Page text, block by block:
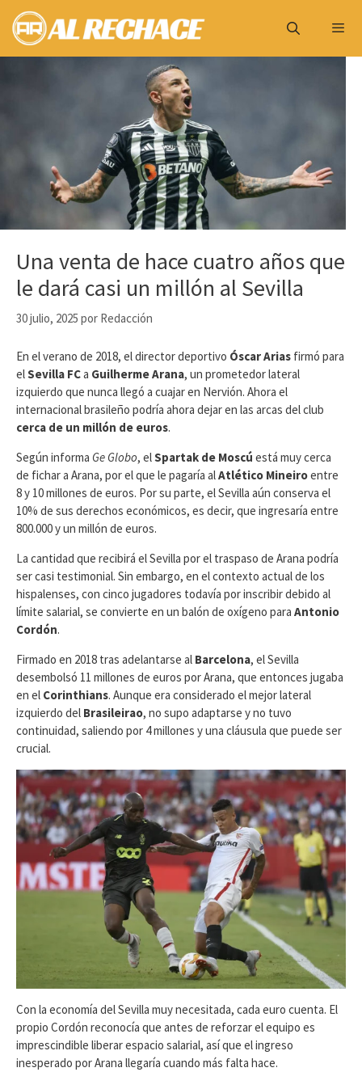
Saltar
contenido
Una venta de hace cuatro años que
le dará casi un millón al Sevilla
30 julio, 2025 por Redacción
En el verano de 2018, el director deportivo Óscar Arias firmó para
elSevilla FCa Guilherme Arana, un prometedor lateral
izquierdo que nunca llegó a cuajar en Nervión. Ahora el
internacional brasileño podría ahora dejar en las arcas del club
cerca de un millón de euros.
Según informa Ge Globo, elSpartak de Moscú está muy cerca
de fichar a Arana, por el que le pagaría alAtlético Mineiroentre
8 y 10 millones de euros. Por su parte, el Sevilla aún conserva el
10% de sus derechos económicos, es decir, que ingresaría entre
800.000 y un millón de euros.
La cantidad que recibirá el Sevilla por el traspaso de Arana podría
ser casi testimonial. Sin embargo, en el contexto actual de los
hispalenses, con cinco jugadores todavía por inscribir debido al
límite salarial, se convierte en un balón de oxígeno para Antonio
Cordón.
Firmado en 2018 tras adelantarse al Barcelona, el Sevilla
desembolsó 11 millones de euros por Arana, que entonces jugaba
en el Corinthians. Aunque era considerado el mejor lateral
izquierdo del Brasileirao, no supo adaptarse y no tuvo
continuidad, saliendo por 4 millones y una cláusula que puede ser
crucial.
Con la economía del Sevilla muy necesitada, cada euro cuenta. El
propio Cordón reconocía que antes de reforzar el equipo es
imprescindible liberar espacio salarial, así que el ingreso
inesperado por Arana llegaría cuando más falta hace.